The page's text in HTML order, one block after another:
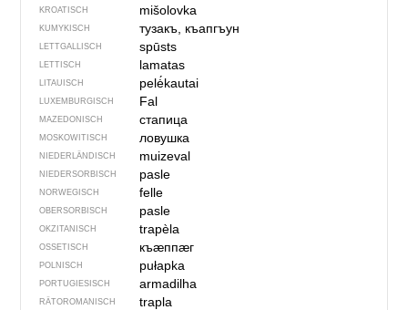
KROATISCH mišolovka
KUMYKISCH тузакъ, къапгъун
LETTGALLISCH spūsts
LETTISCH lamatas
LITAUISCH pelė́kautai
LUXEMBURGISCH Fal
MAZEDONISCH стапица
MOSKOWITISCH ловушка
NIEDERLÄNDISCH muizeval
NIEDERSORBISCH pasle
NORWEGISCH felle
OBERSORBISCH pasle
OKZITANISCH trapèla
OSSETISCH къӕппӕг
POLNISCH pułapka
PORTUGIESISCH armadilha
RÄTOROMANISCH trapla